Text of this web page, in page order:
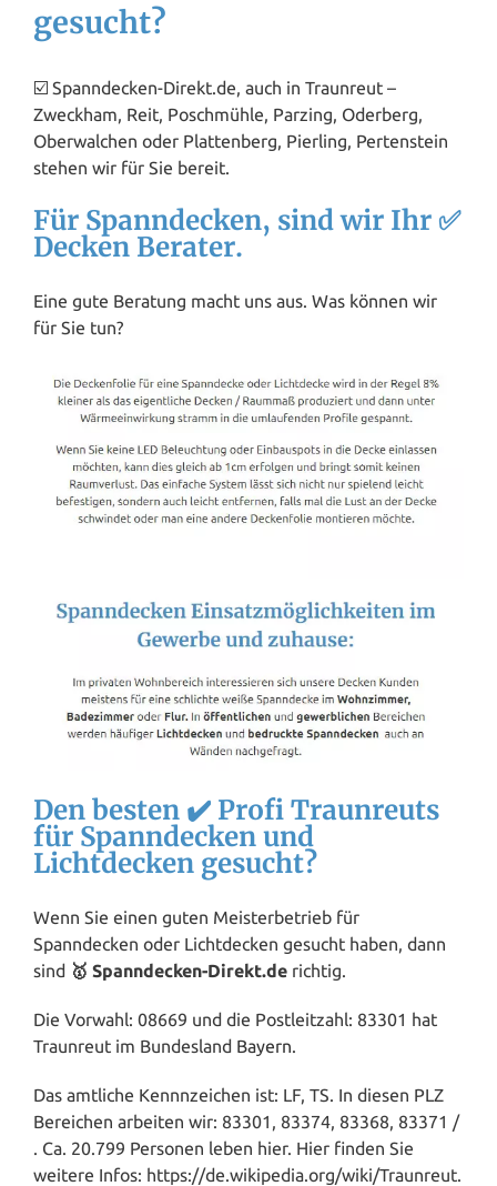
gesucht?
☑️ Spanndecken-Direkt.de, auch in Traunreut –
Zweckham, Reit, Poschmühle, Parzing, Oderberg,
Oberwalchen oder Plattenberg, Pierling, Pertenstein
stehen wir für Sie bereit.
Für Spanndecken, sind wir Ihr ✅
Decken Berater.
Eine gute Beratung macht uns aus. Was können wir
für Sie tun?
Den besten ✔️ Profi Traunreuts
für Spanndecken und
Lichtdecken gesucht?
Wenn Sie einen guten Meisterbetrieb für
Spanndecken oder Lichtdecken gesucht haben, dann
sind 🥇 Spanndecken-Direkt.de richtig.
Die Vorwahl: 08669 und die Postleitzahl: 83301 hat
Traunreut im Bundesland Bayern.
Das amtliche Kennnzeichen ist: LF, TS. In diesen PLZ
Bereichen arbeiten wir: 83301, 83374, 83368, 83371 /
. Ca. 20.799 Personen leben hier. Hier finden Sie
weitere Infos: https://de.wikipedia.org/wiki/Traunreut.